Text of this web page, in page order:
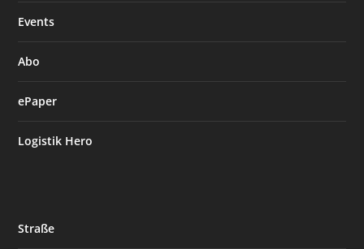
Events
Abo
ePaper
Logistik Hero
Straße